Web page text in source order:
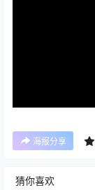
海报分享
猜你喜欢